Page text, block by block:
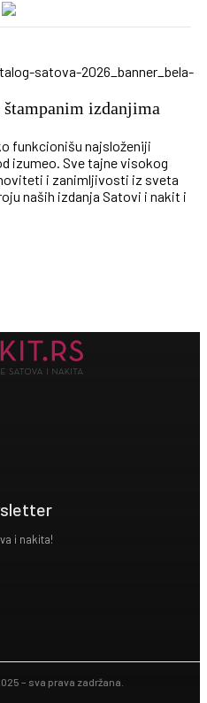
štampanim izdanjima
funkcionišu najsloženiji
izumeo. Sve tajne visokog
i zanimljivosti iz sveta
naših izdanja Satovi i nakit i
i nakita!
– sva prava zadržana.